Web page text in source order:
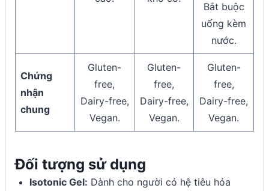
Bắt buộc
uống kèm
nước.
Chứng
nhận
chung
Gluten-
free,
Dairy-free,
Vegan.
Gluten-
free,
Dairy-free,
Vegan.
Gluten-
free,
Dairy-free,
Vegan.
Đối tượng sử dụng
Isotonic Gel: Dành cho người có hệ tiêu hóa